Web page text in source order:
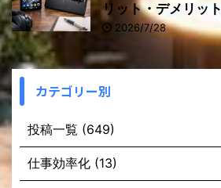
リット・デメリット
2026/7/28
カテゴリー別
投稿一覧 (649)
仕事効率化 (13)